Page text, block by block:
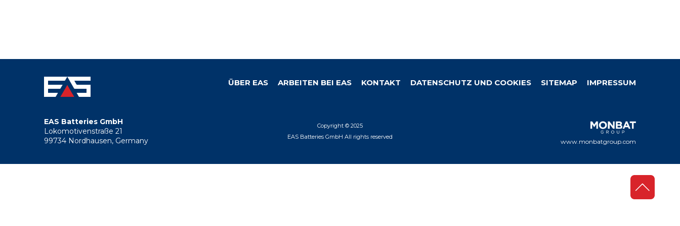
Footer
ÜBER EAS ARBEITEN BEI EAS KONTAKT DATENSCHUTZ UND COOKIES SITEMAP IMPRESSUM
EAS Batteries GmbH
Lokomotivenstraße 21
99734 Nordhausen, Germany
Copyright © 2025
EAS Batteries GmbH All rights reserved
www.monbatgroup.com